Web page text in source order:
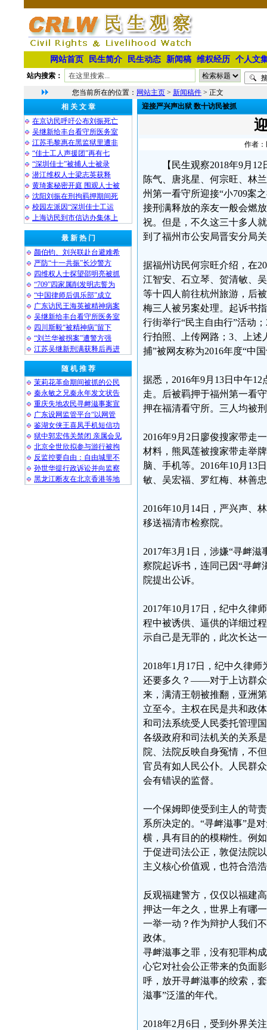
网站首页 民生简介 民生动态 新闻稿 维权经历 个人文
站内搜索：
您当前所在的位置： 网站主页 > 新闻稿件 > 正文
相 关 文 章
在京访民呼吁公布刘振死亡
吴继新给丰台看守所医务室
江苏毛黎惠在黑监狱里遭非
“佳士工人声援团”再有七
“深圳佳士”被捕人士被录
潜江维权人士梁志英获释
黄琦案秘密开庭 围观人士被
沈阳刘振在刑拘羁押期间死
校园左派因“深圳佳士工运
上海访民到市信访办集体上
最 新 热 门
颜伯钧、刘兴联赴台避难希
严防“十一共振”长沙警方
四维权人士探望邵明亮被抓
“709”四家属削发明志誓为
“中国律师后俱乐部”成立
广东访民王海英被精神病案
吴继新给丰台看守所医务室
四川斯毅“被精神病”留下
“刘兰华被拐案”遭警方强
江苏吴继新刑满获释后再进
随 机 推 荐
茉莉花革命期间被抓的公民
秦永敏之兄秦永年发文状告
重庆失地农民寻衅滋事案宣
广东设网监管平台“以网管
鉴湖女侠王喜凤手机短信功
狱中郭宏伟关禁闭 亲属会见
北京全世欣拟参与游行被拘
反监控要自由：自由城里不
孙世华提行政诉讼并向监察
黑龙江断友在北京香港等地
迎接严兴声出狱 数十访民被抓
作者：
【民生观察2018年9月
陈气、唐兆星、何宗旺、林
州第一看守所迎接“小709案
接刑满释放的亲友一般会燃
祝。但是，不久这三十多人
到了福州市公安局晋安分局
据福州访民何宗旺介绍，在
江智安、石立琴、贺清敏、
等十四人前往杭州旅游，后
梅三人被另案处理。起诉书
行街举行“民主自由行”活动
行拍照、上传网路；3、上述
捕”被网友称为2016年度“中
据悉，2016年9月13日中午
走。后被羁押于福州第一看
押在福清看守所。三人均被
2016年9月2日廖俊搜家带走
材料，熊凤莲被搜家带走举
脑、手机等。2016年10月13
敏、吴宏福、罗红梅、林善
2016年10月14日，严兴声、
移送福清市检察院。
2017年3月1日，涉嫌“寻衅
察院起诉书，连同已因“寻衅
院提出公诉。
2017年10月17日，纪中久律
程中被诱供、逼供的详细过
示自己是无罪的，此次长达
2018年1月17日，纪中久律
还要多久？——对于上访群众
来，满清王朝被推翻，亚洲
立至今。主权在民是共和政
和司法系统受人民委托管理
各级政府和司法机关的关系
院、法院反映自身冤情，不
官员有如人民公仆。人民群
会有错误的监督。
一个保姆即使受到主人的苛
系所决定的。“寻衅滋事”是
横，具有目的的模糊性。例
于促进司法公正，敦促法院
主义核心价值观，也符合浩
反观福建警方，仅仅以福建
押达一年之久，世界上有哪
一举一动？作为辩护人我们
政体。
寻衅滋事之罪，没有犯罪构
心它对社会公正带来的负面
呼，放开寻衅滋事的绞索，
滋事”泛滥的年代。
2018年2月6日，受到外界关